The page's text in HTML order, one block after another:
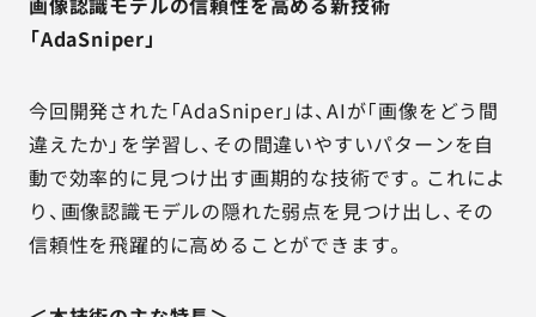
「AdaSniper」
今回開発された「AdaSniper」は、AIが「画像をどう間
違えたか」を学習し、その間違いやすいパターンを自
動で効率的に見つけ出す画期的な技術です。これによ
り、画像認識モデルの隠れた弱点を見つけ出し、その
信頼性を飛躍的に高めることができます。